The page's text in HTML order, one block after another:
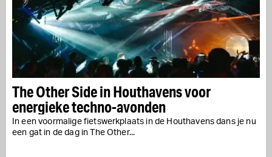
The Other Side in Houthavens voor
energieke techno-avonden
In een voormalige fietswerkplaats in de Houthavens dans je nu
een gat in de dag in The Other...